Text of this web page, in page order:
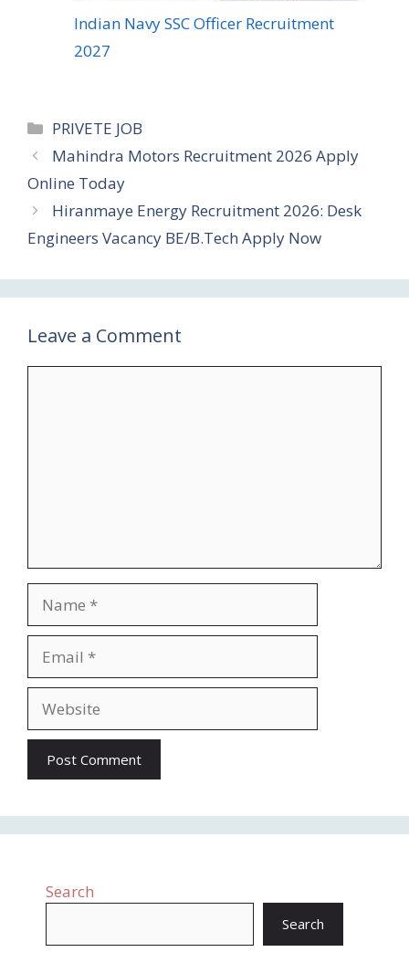
Indian Navy SSC Officer Recruitment
2027
PRIVETE JOB
Mahindra Motors Recruitment 2026 Apply
Online Today
Hiranmaye Energy Recruitment 2026: Desk
Engineers Vacancy BE/B.Tech Apply Now
Leave a Comment
Search
Search